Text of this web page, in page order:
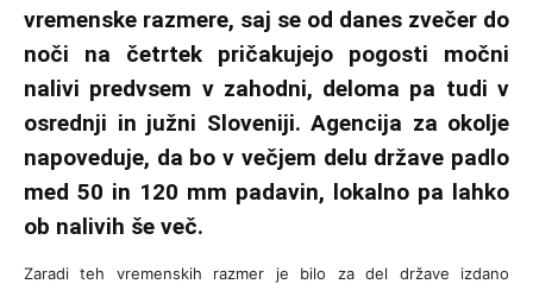
vremenske razmere, saj se od danes zvečer do
noči na četrtek pričakujejo pogosti močni
nalivi predvsem v zahodni, deloma pa tudi v
osrednji in južni Sloveniji. Agencija za okolje
napoveduje, da bo v večjem delu države padlo
med 50 in 120 mm padavin, lokalno pa lahko
ob nalivih še več.
Zaradi teh vremenskih razmer je bilo za del države izdano